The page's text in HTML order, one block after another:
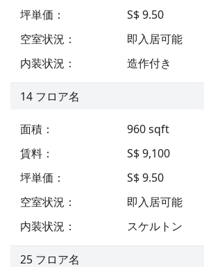
坪単価 ：
S$ 9.50
空室状況 ：
即入居可能
内装状況 ： 造作付き
14 フロア名
面積 ： 960sqft
賃料 ：
S$ 9,100
坪単価 ：
S$ 9.50
空室状況 ：
即入居可能
内装状況 ： スケルトン
25 フロア名